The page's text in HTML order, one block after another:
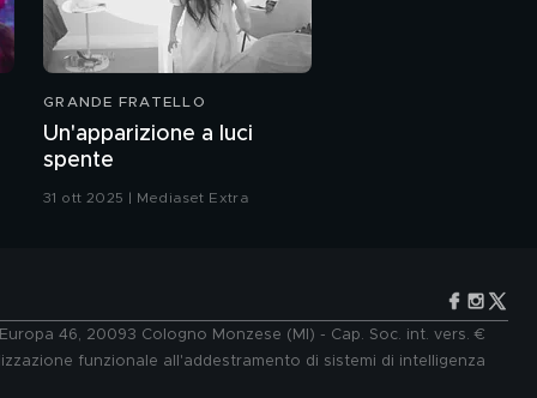
GRANDE FRATELLO
Un'apparizione a luci
spente
31 ott 2025 | Mediaset Extra
46, 20093 Cologno Monzese (MI) - Cap. Soc. int. vers. €
funzionale all'addestramento di sistemi di intelligenza